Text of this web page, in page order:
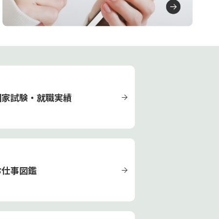
試験・就職実績
事図鑑